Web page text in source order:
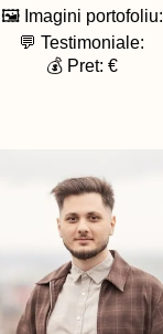
🖼️ Imagini portofoliu:
💬 Testimoniale:
💰 Pret: €